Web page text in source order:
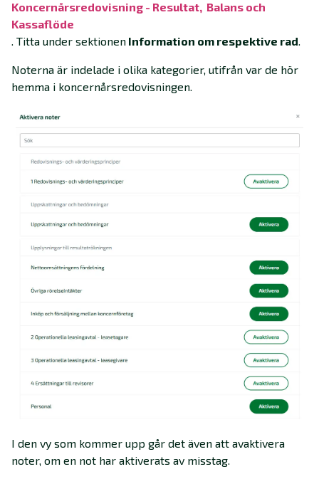
Koncernårsredovisning - Resultat, Balans och
Kassaflöde
. Titta under sektionen Information om respektive rad.
Noterna är indelade i olika kategorier, utifrån var de hör
hemma i koncernårsredovisningen.
I den vy som kommer upp går det även att avaktivera
noter, om en not har aktiverats av misstag.